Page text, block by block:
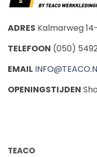
ADRES Kalmarweg
TELEFOON (050)
EMAIL
OPENINGSTIJDEN
TEACO